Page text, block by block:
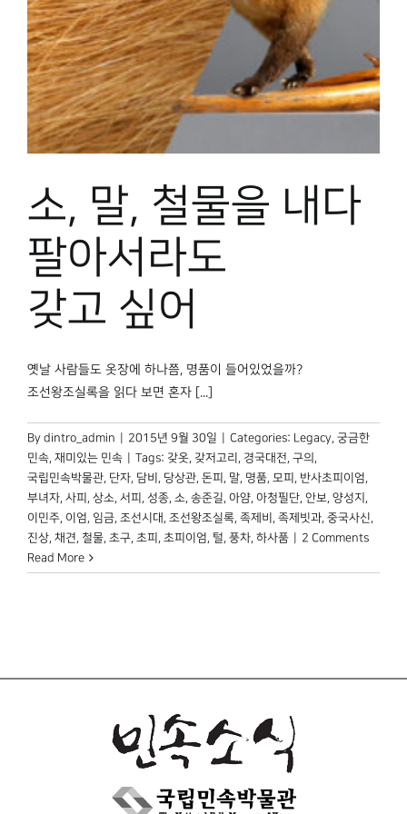
박물관 홈페이지
소, 말, 철물을 내다
팔아서라도
갖고 싶어
옛날 사람들도 옷장에 하나쯤, 명품이 들어있었을까?
조선왕조실록을 읽다 보면 혼자 [...]
By dintro_admin 2015년 9월 30일 Categories: Legacy, 궁금한
민속, 재미있는 민속 Tags: 갖옷, 갖저고리 , 경국대전, 구의 ,
국립민속박물관, 단자, 담비 , 당상관, 돈피 , 말, 명품, 모피 , 반사초피이엄,
부녀자, 사피 , 상소, 서피 , 성종, 소, 송준길, 아얌, 아청필단, 안보, 양성지 ,
이민주, 이엄, 임금, 조선시대 , 조선왕조실록, 족제비 , 족제빗과, 중국사신,
진상, 채견, 철물, 초구, 초피 , 초피이엄, 털, 풍차, 하사품
2 Comments
Read More